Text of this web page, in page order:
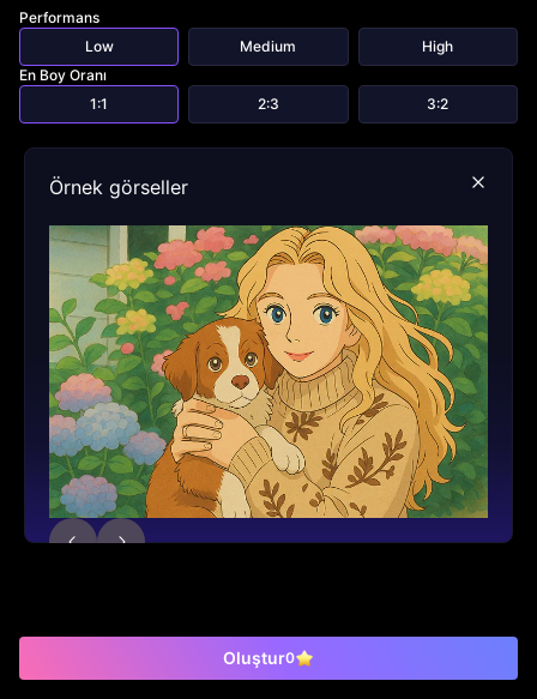
Performans
Low
Medium
High
En Boy Oranı
1:1
2:3 3:2
Oluştur0
Örnek görseller